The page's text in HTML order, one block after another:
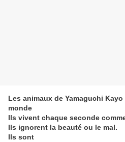
Les animaux de Yamaguchi
monde
Ils vivent chaque seconde
Ils ignorent la beauté ou le mal.
Ils sont